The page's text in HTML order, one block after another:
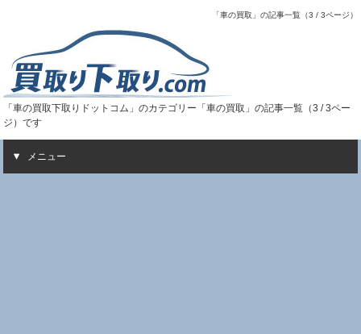
「車の買取」の記事一覧（3 / 3ページ）
「車の買取下取りドットコム」のカテゴリー「車の買取」の記事一覧（3 / 3ペー
ジ）です
メニュー